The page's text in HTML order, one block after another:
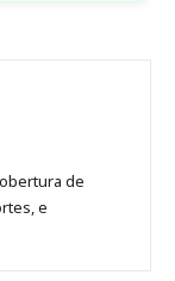
de
e